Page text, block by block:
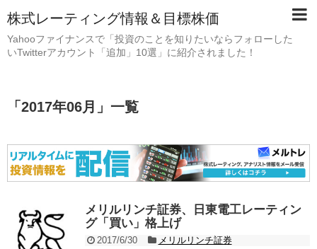
株式レーティング情報＆目標株価
Yahooファイナンスで「投資のことを知りたいならフォローした
いTwitterアカウント「追加」10選」に紹介されました！
「 2017年06月 」 一覧
メリルリンチ証券、日東電工レーティン
グ「買い」格上げ
2017/6/30
メリルリンチ証券